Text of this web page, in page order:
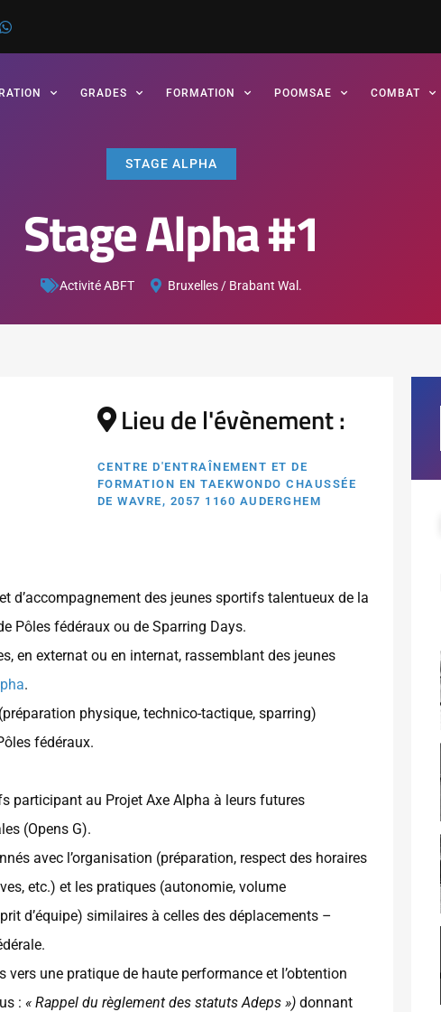
GRADES FORMATION POOMSAE COMBAT
STAGE ALPHA
Stage Alpha #1
Activité ABFT Bruxelles / Brabant Wal.
Lieu de l'évènement :
CENTRE D'ENTRAÎNEMENT ET DE
FORMATION EN TAEKWONDO CHAUSSÉE
DE WAVRE, 2057 1160 AUDERGHEM
d’accompagnement des jeunes sportifs talentueux de la
Pôles fédéraux ou de Sparring Days.
en externat ou en internat, rassemblant des jeunes
.
physique, technico-tactique, sparring)
fédéraux.
participant au Projet Axe Alpha à leurs futures
(Opens G).
avec l’organisation (préparation, respect des horaires
etc.) et les pratiques (autonomie, volume
d’équipe) similaires à celles des déplacements –
une pratique de haute performance et l’obtention
:« Rappel du règlement des statuts Adeps »)donnant